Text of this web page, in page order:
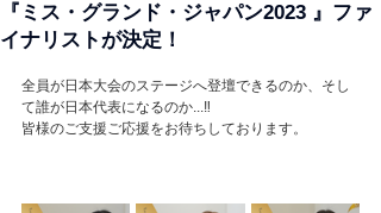
『ミス・グランド・ジャパン2023 』ファ
イナリストが決定！
全員が日本大会のステージへ登壇できるのか、そし
て誰が日本代表になるのか...‼️
皆様のご支援ご応援をお待ちしております。